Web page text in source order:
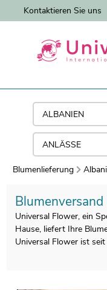
Kontaktieren Sie uns
Blumenlieferung
Universal Flower, ein
Hause, liefert Ihre
Universal Flower ist
Lieferung von